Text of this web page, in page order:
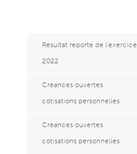
Résultat reporté de l’exercice
2022
Créances ouvertes
cotisations personnelles
Créances ouvertes
cotisations personnelles